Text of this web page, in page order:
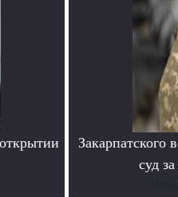
Закарпатского
суд